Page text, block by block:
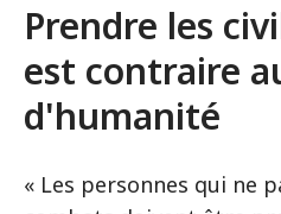
Prendre les
est contraire
d'humanité
« Les personnes qui ne